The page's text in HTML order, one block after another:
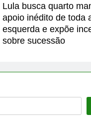
Lula busca quarto
apoio inédito de toda
esquerda e expõe
sobre sucessão